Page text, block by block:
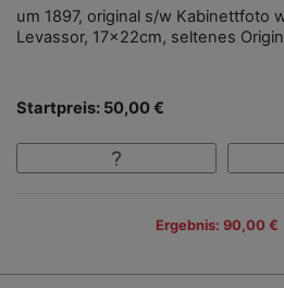
um 1897, original s/w Kabinettfoto
Levassor, 17x22cm, seltenes
Startpreis: 50,00 €
Ergebnis: 90,00 €